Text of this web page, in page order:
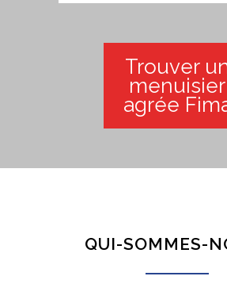
Trouver
menuisier
agrée
QUI-SOMMES-